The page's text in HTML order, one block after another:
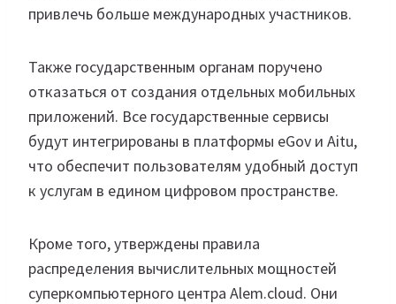
привлечь больше международных участников.
Также государственным органам поручено
отказаться от создания отдельных мобильных
приложений. Все государственные сервисы
будут интегрированы в платформы eGov и Aitu,
что обеспечит пользователям удобный доступ
к услугам в едином цифровом пространстве.
Кроме того, утверждены правила
распределения вычислительных мощностей
суперкомпьютерного центра Alem.cloud. Они